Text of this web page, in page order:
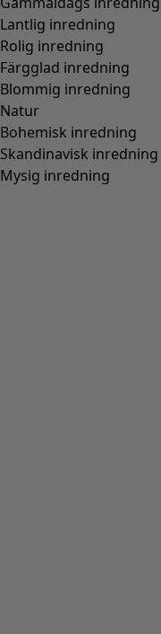
Lantlig inredning
Rolig inredning
Färgglad inredning
Blommig inredning
Natur
Bohemisk inredning
Skandinavisk inredning
Mysig inredning